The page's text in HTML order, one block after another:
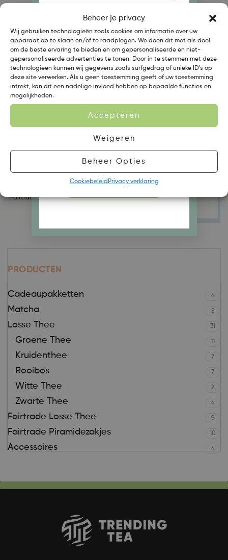
Beheer je privacy
Wij gebruiken technologieën zoals cookies om informatie over uw
apparaat op te slaan en/of te raadplegen. We doen dit met als doel
om de beste ervaring te bieden en om gepersonaliseerde en niet-
gepersonaliseerde advertenties te tonen. Door in te stemmen met deze
technologieën kunnen wij gegevens zoals surfgedrag of unieke ID's op
deze site verwerken. Als u geen toestemming geeft of uw toestemming
intrekt, kan dit een nadelige invloed hebben op bepaalde functies en
mogelijkheden.
Accepteren
Weigeren
Beheer Opties
Cookiebeleid Privacy verklaring
PRODUCTEN
Cadeaupakketten 4
Matcha 5
Losse Thee 31
Groene Thee
Kruidenthee 7
Rooibos 7
Witte Thee 2
Zwarte Thee 4
Fairtrade Losse Thee 9
Fairtrade Piramidezakjes 10
Accessoires 4
3,50
FT Forest Fruit
Fairtrade Losse Thee
Veggie Dream
Losse Thee, Zwarte Thee
WELKOM BIJ
TRENDINGTEA
Ben je een zakelijke (B2B) of
CONSUMENTEN WEBSHOP